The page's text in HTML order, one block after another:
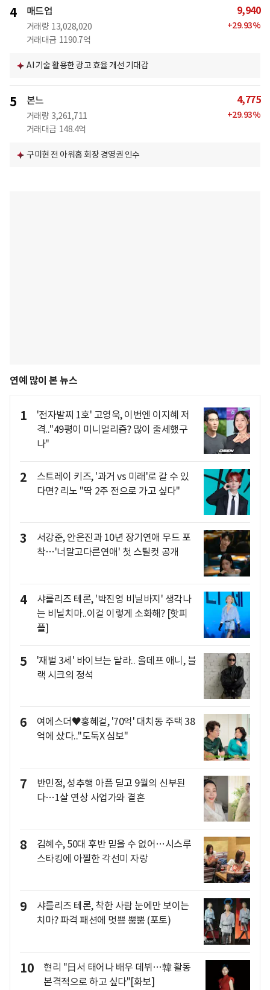
4 매드업
거래량 13,028,020
거래대금 1190.7억
9,940
+29.93%
AI 기술 활용한 광고 효율 개선 기대감
5 본느
거래량 3,261,711
거래대금 148.4억
4,775
+29.93%
구미현 전 아워홈 회장 경영권 인수
연예 많이 본 뉴스
1
'전자발찌 1호' 고영욱, 이번엔 이지혜 저
격.."49평이 미니멀리즘? 많이 출세했구
나"
2
스트레이 키즈, '과거 vs 미래'로 갈 수 있
다면? 리노 "딱 2주 전으로 가고 싶다"
3
서강준, 안은진과 10년 장기연애 무드 포
착…'너말고다른연애' 첫 스틸컷 공개
4
샤를리즈 테론, '박진영 비닐바지' 생각나
는 비닐치마..이걸 이렇게 소화해? [핫피
플]
5
'재벌 3세' 바이브는 달라.. 올데프 애니, 블
랙 시크의 정석
6
여에스더♥홍혜걸, '70억' 대치동 주택 38
억에 샀다.."도둑X 심보"
7
반민정, 성추행 아픔 딛고 9월의 신부된
다…1살 연상 사업가와 결혼
8
김혜수, 50대 후반 믿을 수 없어…시스루
스타킹에 아찔한 각선미 자랑
9
샤를리즈 테론, 착한 사람 눈에만 보이는
치마? 파격 패션에 멋쁨 뿜뿜 (포토)
10
현리 "日서 태어나 배우 데뷔…韓 활동
본격적으로 하고 싶다"[화보]